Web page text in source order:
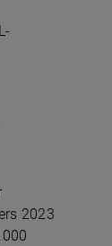
2023